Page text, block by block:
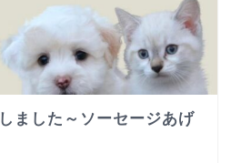
ました～ソーセージあげ